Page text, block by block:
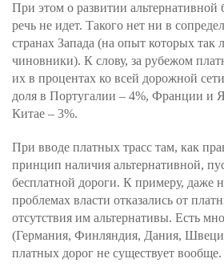
При этом о развитии альтернативной
речь не идет. Такого нет ни в
странах Запада (на опыт которых так
чиновники). К слову, за рубежом
их в процентах ко всей дорожной
доля в Португалии – 4%, Франции и
Китае – 3%.
При вводе платных трасс там, как
принцип наличия альтернативной,
бесплатной дороги. К примеру, даже
проблемах власти отказались от
отсутствия им альтернативы. Есть
(Германия, Финляндия, Дания,
платных дорог не существует